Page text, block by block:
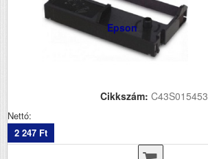
Epson
Cikkszám: C43S015453
Nettó:
2 247 Ft